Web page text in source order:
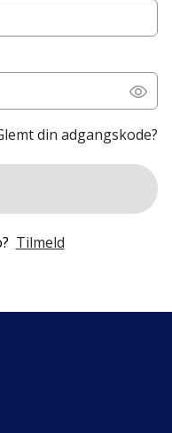
din adgangskode?
Tilmeld